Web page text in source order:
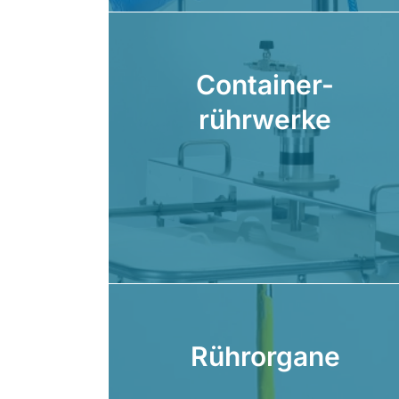
Container-
rührwerke
Rührorgane